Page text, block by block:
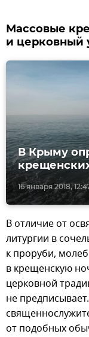
Массовые
и церковный
16 января 2018,
В Крыму
В отличие от
литургии в
к проруби,
в крещенскую
церковной
не
от подобных